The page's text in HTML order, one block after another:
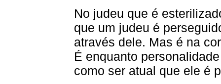
No judeu que é
que um judeu é
através dele. Mas é na
É enquanto
como ser atual que ele é